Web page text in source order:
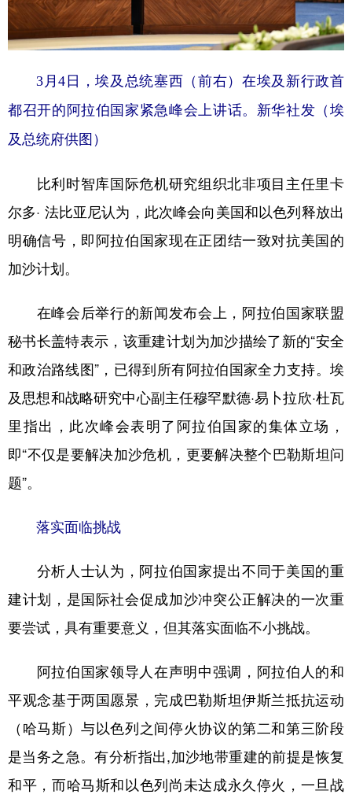
3月4日，埃及总统塞西（前右）在埃及新行政首
都召开的阿拉伯国家紧急峰会上讲话。新华社发（埃
及总统府供图）
比利时智库国际危机研究组织北非项目主任里卡
尔多· 法比亚尼认为，此次峰会向美国和以色列释放出
明确信号，即阿拉伯国家现在正团结一致对抗美国的
加沙计划。
在峰会后举行的新闻发布会上，阿拉伯国家联盟
秘书长盖特表示，该重建计划为加沙描绘了新的“安全
和政治路线图”，已得到所有阿拉伯国家全力支持。埃
及思想和战略研究中心副主任穆罕默德·易卜拉欣·杜瓦
里指出，此次峰会表明了阿拉伯国家的集体立场，
即“不仅是要解决加沙危机，更要解决整个巴勒斯坦问
题”。
落实面临挑战
分析人士认为，阿拉伯国家提出不同于美国的重
建计划，是国际社会促成加沙冲突公正解决的一次重
要尝试，具有重要意义，但其落实面临不小挑战。
阿拉伯国家领导人在声明中强调，阿拉伯人的和
平观念基于两国愿景，完成巴勒斯坦伊斯兰抵抗运动
（哈马斯）与以色列之间停火协议的第二和第三阶段
是当务之急。有分析指出,加沙地带重建的前提是恢复
和平，而哈马斯和以色列尚未达成永久停火，一旦战